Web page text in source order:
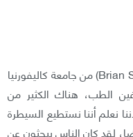
يقول الصيدلي براين شوتشت (Brian Shoichet) من جامعة كاليفورنيا
الطب، هناك الكثير من
نعلم أننا نستطيع السيطرة
لقد كان الناس يبحثون عن